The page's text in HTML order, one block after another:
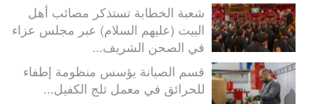
شعبة الخطابة تستذكر مصائب أهل
البيت (عليهم السلام) عبر مجلس عزاء
في الصحن الشريف...
قسم الصيانة يؤسس منظومة إطفاء
للحرائق في معمل ثلج الكفيل...